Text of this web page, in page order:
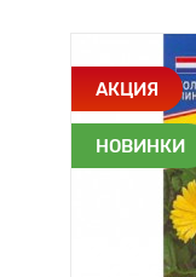
АКЦИЯ
НОВИНКИ